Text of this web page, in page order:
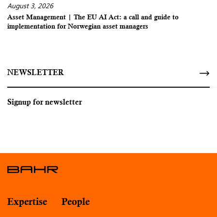
August 3, 2026
Asset Management | The EU AI Act: a call and guide to
implementation for Norwegian asset managers
NEWSLETTER
Signup for newsletter
Expertise People